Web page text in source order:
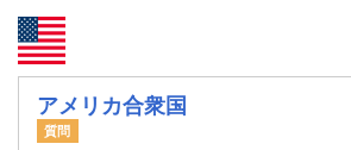
アメリカ合衆国
質問